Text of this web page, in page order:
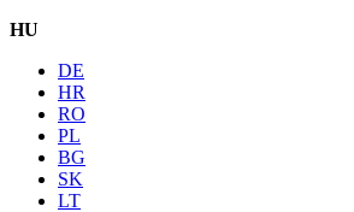
HU
DE
HR
RO
PL
BG
SK
LT